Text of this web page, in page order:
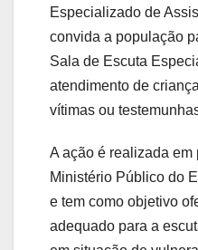
Especializado de
convida a população
Sala de Escuta
atendimento de
vítimas ou
A ação é realizada em
Ministério Público do
e tem como objetivo
adequado para a